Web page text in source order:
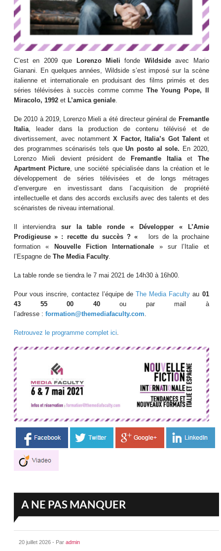
C’est en 2009 que Lorenzo Mielifonde Wildsideavec Mario
Gianani. En quelques années, Wildside s’est imposé sur la scène
italienne et internationale en produisant des films primés et des
séries télévisées à succès comme comme The Young Pope, Il
Miracolo, 1992 et L’amica geniale.
De 2010 à 2019, Lorenzo Mieli a été directeur général de Fremantle
Italia, leader dans la production de contenu télévisé et de
divertissement, avec notammentX Factor, Italia’s Got Talentet
des programmes scénarisés tels queUn posto al sole. En 2020,
Lorenzo Mieli devient président de
Fremantle Italiaet The
Apartment Picture, une société spécialisée dans la création et le
développement de séries télévisées et de longs métrages
d’envergure en investissant dans l’acquisition de propriété
intellectuelle et dans des accords exclusifs avec des talents et des
scénaristes de niveau international.
Il interviendra sur la table ronde « Développer « L’Amie
Prodigieuse » : recette du succès ? «
lors de la prochaine
formation «
Nouvelle Fiction Internationale » sur l’Italie et
l’Espagne deThe Media Faculty.
La table ronde se tiendra le 7 mai 2021 de 14h30 à 16h00.
Pour vous inscrire, contactez l’équipe de The Media Faculty au 01
43 55 00 40ou par mail à
l’adresse :formation@themediafaculty.com.
Retrouvez le programme complet ici.
A NE PAS MANQUER
20 juillet 2026 - Paradmin